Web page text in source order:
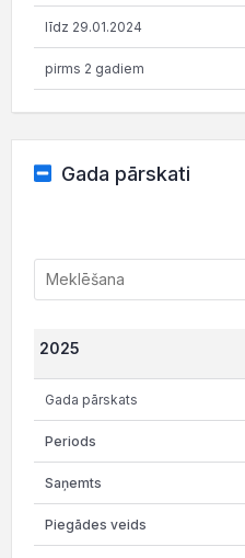
līdz 29.01.2024
pirms 2 gadiem
Gada pārskati
2025
Gada pārskats